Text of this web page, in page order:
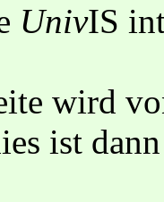
UnivIS
wird
ist